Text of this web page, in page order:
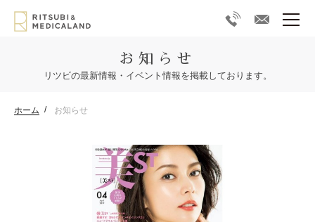
お知らせ
リツビの最新情報・イベント情報を掲載しております。
ホーム お知らせ